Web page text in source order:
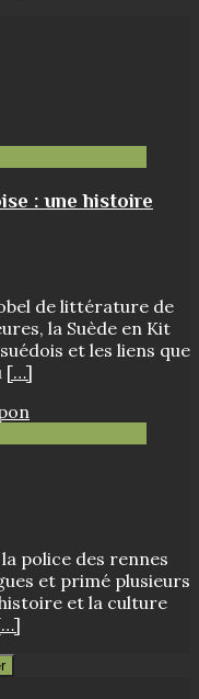
: une histoire
de littérature de
la Suède en Kit
et les liens que
[…]
police des rennes
et primé plusieurs
et la culture